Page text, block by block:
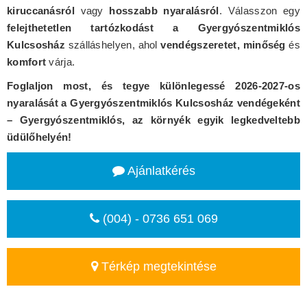
kiruccanásról vagy hosszabb nyaralásról. Válasszon egy
felejthetetlen tartózkodást a Gyergyószentmiklós
Kulcsosház szálláshelyen, aholvendégszeretet, minőség és
komfort várja.
Foglaljon most, és tegye különlegessé 2026-2027-os
nyaralását a Gyergyószentmiklós Kulcsosház vendégeként
– Gyergyószentmiklós, az környék egyik legkedveltebb
üdülőhelyén!
Ajánlatkérés
(004) - 0736 651 069
Térkép megtekintése